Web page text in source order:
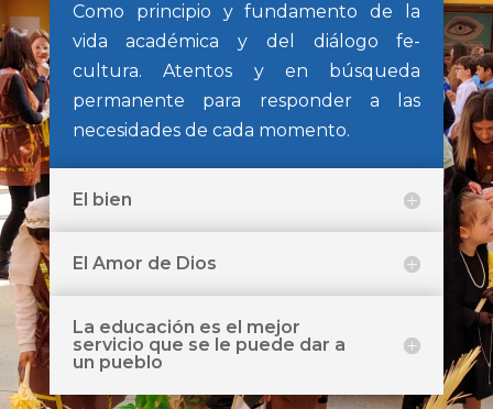
Como principio y fundamento de la
vida académica y del diálogo fe-
cultura. Atentos y en búsqueda
permanente para responder a las
necesidades de cada momento.
El bien
El Amor de Dios
La educación es el mejor
servicio que se le puede dar a
un pueblo